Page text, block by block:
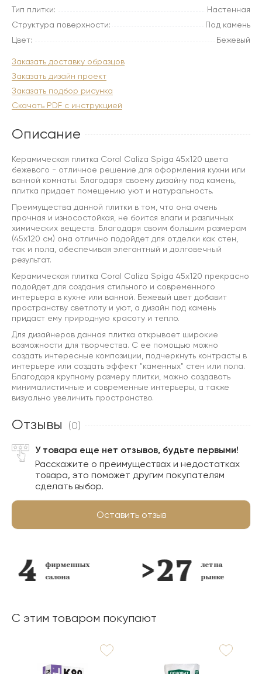
Тип плитки:
Настенная
Структура поверхности:
Под камень
Цвет:
Бежевый
Заказать доставку образцов
Заказать дизайн проект
Заказать подбор рисунка
Скачать PDF с инструкцией
Описание
Керамическая плитка Coral Caliza Spiga 45x120 цвета
бежевого - отличное решение для оформления кухни или
ванной комнаты. Благодаря своему дизайну под камень,
плитка придает помещению уют и натуральность.
Преимущества данной плитки в том, что она очень
прочная и износостойкая, не боится влаги и различных
химических веществ. Благодаря своим большим размерам
(45x120 см) она отлично подойдет для отделки как стен,
так и пола, обеспечивая элегантный и долговечный
результат.
Керамическая плитка Coral Caliza Spiga 45x120 прекрасно
подойдет для создания стильного и современного
интерьера в кухне или ванной. Бежевый цвет добавит
пространству светлоту и уют, а дизайн под камень
придаст ему природную красоту и тепло.
Для дизайнеров данная плитка открывает широкие
возможности для творчества. С ее помощью можно
создать интересные композиции, подчеркнуть контрасты в
интерьере или создать эффект "каменных" стен или пола.
Благодаря крупному размеру плитки, можно создавать
минималистичные и современные интерьеры, а также
визуально увеличить пространство.
Отзывы (0)
У товара еще нет отзывов, будьте первыми!
Расскажите о преимуществах и недостатках
товара, это поможет другим покупателям
сделать выбор.
Оставить отзыв
фирменных
салона
лет на
рынке
С этим товаром покупают